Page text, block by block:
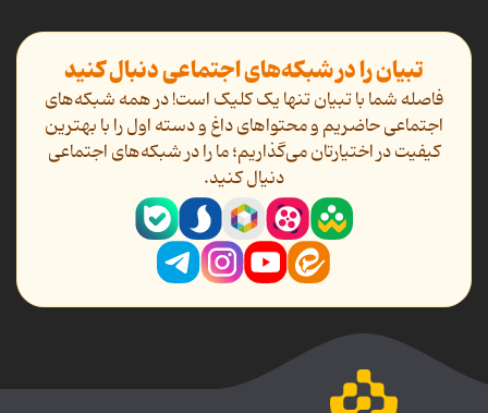
تبیان را در شبکه‌های اجتماعی دنبال کنید
فاصله شما با تبیان تنها یک کلیک است! در همه شبکه‌های
اجتماعی حاضریم و محتواهای داغ و دسته اول را با بهترین
کیفیت در اختیارتان می‌گذاریم؛ ما را در شبکه‌های اجتماعی
دنیال کنید.